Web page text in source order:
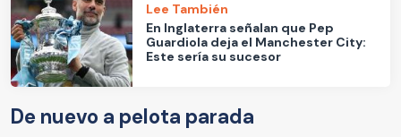
Lee También
En Inglaterra señalan que Pep
Guardiola deja el Manchester City:
Este sería su sucesor
De nuevo a pelota parada